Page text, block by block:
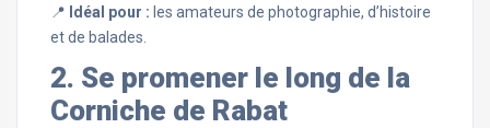
📍 Idéal pour : les amateurs de photographie, d’histoire
et de balades.
2. Se promener le long de la
Corniche de Rabat